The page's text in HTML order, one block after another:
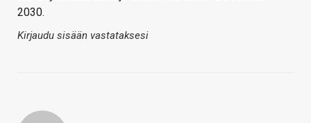
2030.
Kirjaudu sisään vastataksesi